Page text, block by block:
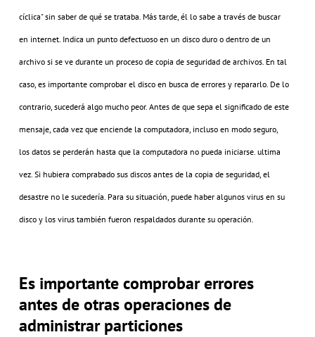
cíclica" sin saber de qué se trataba. Más tarde, él lo sabe a través de buscar
en internet. Indica un punto defectuoso en un disco duro o dentro de un
archivo si se ve durante un proceso de copia de seguridad de archivos. En tal
caso, es importante comprobar el disco en busca de errores y repararlo. De lo
contrario, sucederá algo mucho peor. Antes de que sepa el significado de este
mensaje, cada vez que enciende la computadora, incluso en modo seguro,
los datos se perderán hasta que la computadora no pueda iniciarse. ultima
vez. Si hubiera comprabado sus discos antes de la copia de seguridad, el
desastre no le sucedería. Para su situación, puede haber algunos virus en su
disco y los virus también fueron respaldados durante su operación.
Es importante comprobar errores
antes de otras operaciones de
administrar particiones